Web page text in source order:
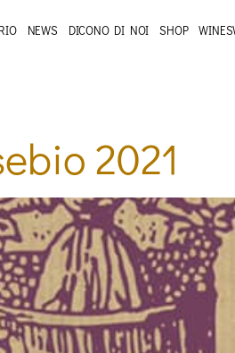
NEWS DICONO DI NOI SHOP
2021